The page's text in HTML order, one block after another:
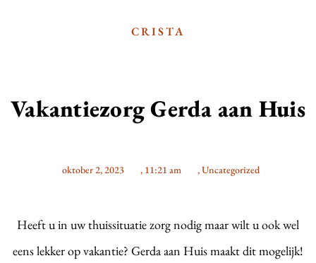
CRISTA
Vakantiezorg Gerda aan Huis
oktober 2, 2023 , 11:21 am ,Uncategorized
Heeft u in uw thuissituatie zorg nodig maar wilt u ook wel
eens lekker op vakantie? Gerda aan Huis maakt dit mogelijk!